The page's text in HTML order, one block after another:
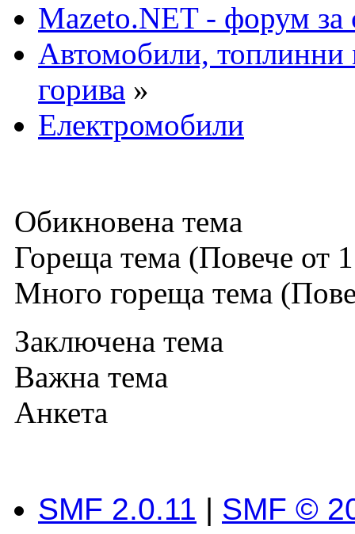
Mazeto.NET - форум за
Автомобили,
горива »
Електромобили
Обикновена тема
Гореща тема (Повече от
Много гореща тема
Заключена тема
Важна тема
Анкета
SMF 2.0.11 | SMF ©